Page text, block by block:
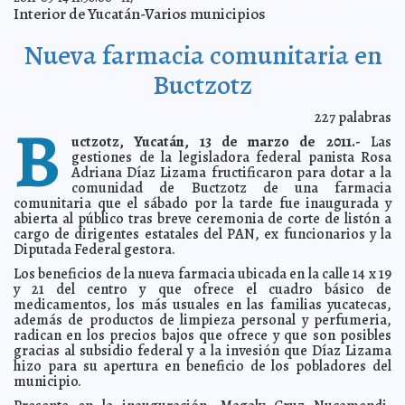
2011-03-16 10:15:40 Descubren objetos prehispánicos de cobre en Chiapas
2011-03-16 10:09:45 Más apoyo para el niño Luis Rey Nahuat, por parte del
Ayuntamiento de Tizimín
Ayuno y abstinencia: ¿Prácticas pasadas de moda?
El cinismo de la oposición que dice sí saber gobernar
Franz de J. Fortuny Loret de Mola
2011-03-15 12:41:15 Termina la luna de miel en el congreso
Guillermo Barrera
Fernandez
2011-03-15 12:01:59 Nueva camiseta para el "Tri" A7
2011-03-15 11:43:18 El Ejecutivo estatal succiona ahora recursos
municipales A7
2011-03-15 11:39:51 Violencia y discriminación, grandes lastres de la
sociedad: Tito Sánchez A7
2011-03-15 11:34:41 El gobierno del Estado, con injerencia en la Policía de
Mérida A7
2011-03-15 11:24:29 Aprueba Cabildo de Mérida apoyar económicamente al
gobierno estatal para la realización de la Olimpiada Nacional A7
2011-03-15 11:22:21 Avala Cabildo a Cuesy Adrián como nuevo director de
la Policía Municipal
2011-03-15 11:12:08 Cambios viales en Motul A7
Interior de Yucatán-Varios municipios
Nueva farmacia comunitaria en
Buctzotz
227palabras
B uctzotz, Yucatán, 13 de marzo de 2011.- Las
gestiones de la legisladora federal panista Rosa
Adriana Díaz Lizama fructificaron para dotar a la
comunidad de Buctzotz de una farmacia
comunitaria que el sábado por la tarde fue inaugurada y
abierta al público tras breve ceremonia de corte de listón a
cargo de dirigentes estatales del PAN, ex funcionarios y la
Diputada Federal gestora.
Los beneficios de la nueva farmacia ubicada en la calle 14 x 19
y 21 del centro y que ofrece el cuadro básico de
medicamentos, los más usuales en las familias yucatecas,
además de productos de limpieza personal y perfumeria,
radican en los precios bajos que ofrece y que son posibles
gracias al subsidio federal y a la invesión que Díaz Lizama
hizo para su apertura en beneficio de los pobladores del
municipio.